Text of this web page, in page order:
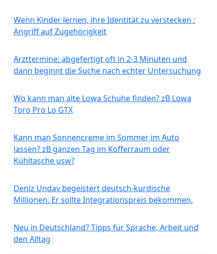
Wenn Kinder lernen, ihre Identität zu verstecken :
Angriff auf Zugehörigkeit
Arzttermine: abgefertigt oft in 2-3 Minuten und
dann beginnt die Suche nach echter Untersuchung
Wo kann man alte Lowa Schuhe finden? zB Lowa
Toro Pro Lo GTX
Kann man Sonnencreme im Sommer im Auto
lassen? zB ganzen Tag im Kofferraum oder
Kühltasche usw?
Deniz Undav begeistert deutsch-kurdische
Millionen. Er sollte Integrationspreis bekommen.
Neu in Deutschland? Tipps für Sprache, Arbeit und
den Alltag